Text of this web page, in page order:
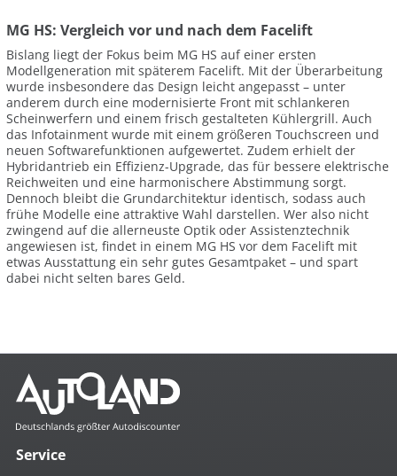
MG HS: Vergleich vor und nach dem Facelift
Bislang liegt der Fokus beim MG HS auf einer ersten
Modellgeneration mit späterem Facelift. Mit der Überarbeitung
wurde insbesondere das Design leicht angepasst – unter
anderem durch eine modernisierte Front mit schlankeren
Scheinwerfern und einem frisch gestalteten Kühlergrill. Auch
das Infotainment wurde mit einem größeren Touchscreen und
neuen Softwarefunktionen aufgewertet. Zudem erhielt der
Hybridantrieb ein Effizienz-Upgrade, das für bessere elektrische
Reichweiten und eine harmonischere Abstimmung sorgt.
Dennoch bleibt die Grundarchitektur identisch, sodass auch
frühe Modelle eine attraktive Wahl darstellen. Wer also nicht
zwingend auf die allerneuste Optik oder Assistenztechnik
angewiesen ist, findet in einem MG HS vor dem Facelift mit
etwas Ausstattung ein sehr gutes Gesamtpaket – und spart
dabei nicht selten bares Geld.
Service